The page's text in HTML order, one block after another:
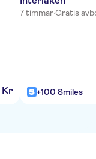
Kr
7 timmar·Gratis
+100 Smiles